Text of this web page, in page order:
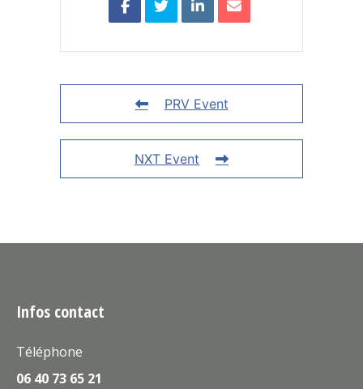
PRV Event
NXT Event
Infos contact
Téléphone
06 40 73 65 21